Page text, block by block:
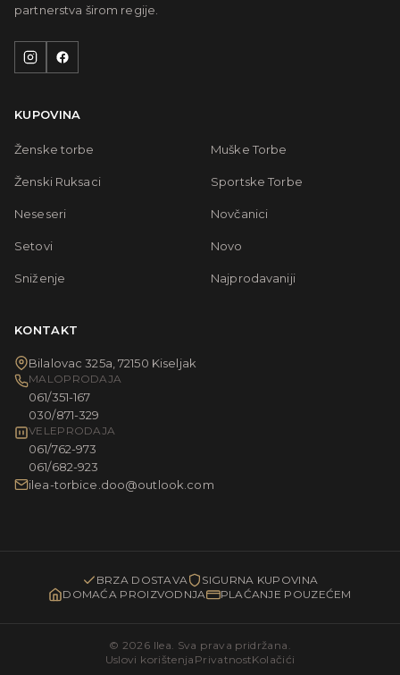
partnerstva širom regije.
KUPOVINA
Ženske torbe Muške Torbe
Ženski Ruksaci Sportske Torbe
Neseseri Novčanici
Setovi Novo
Sniženje Najprodavaniji
KONTAKT
Bilalovac 325a, 72150 Kiseljak
MALOPRODAJA
061/351-167
030/871-329
VELEPRODAJA
061/762-973
061/682-923
ilea-torbice.doo@outlook.com
BRZA DOSTAVA
SIGURNA KUPOVINA
DOMAĆA PROIZVODNJA
PLAĆANJE POUZEĆEM
© 2026 Ilea. Sva prava pridržana.
Uslovi korištenja PrivatnostKolačići